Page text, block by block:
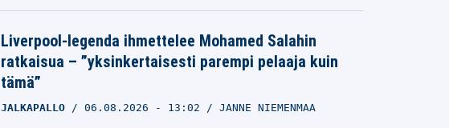
Liverpool-legenda ihmettelee Mohamed Salahin
ratkaisua – ”yksinkertaisesti parempi pelaaja kuin
tämä”
JALKAPALLO 06.08.2026 - 13:02 JANNE NIEMENMAA